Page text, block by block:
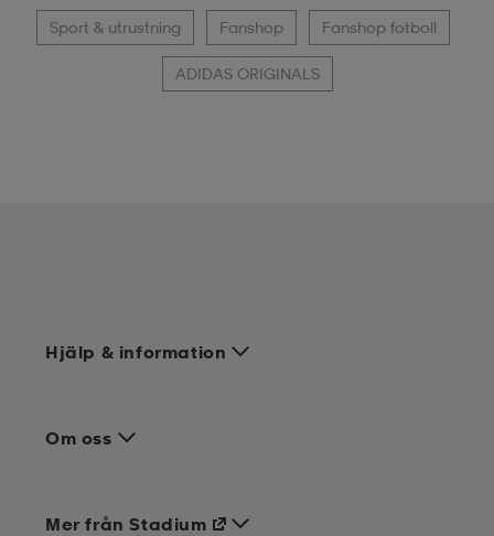
Sport & utrustning Fanshop Fanshop fotboll
ADIDAS ORIGINALS
Hjälp & information
Om oss
Mer från Stadium